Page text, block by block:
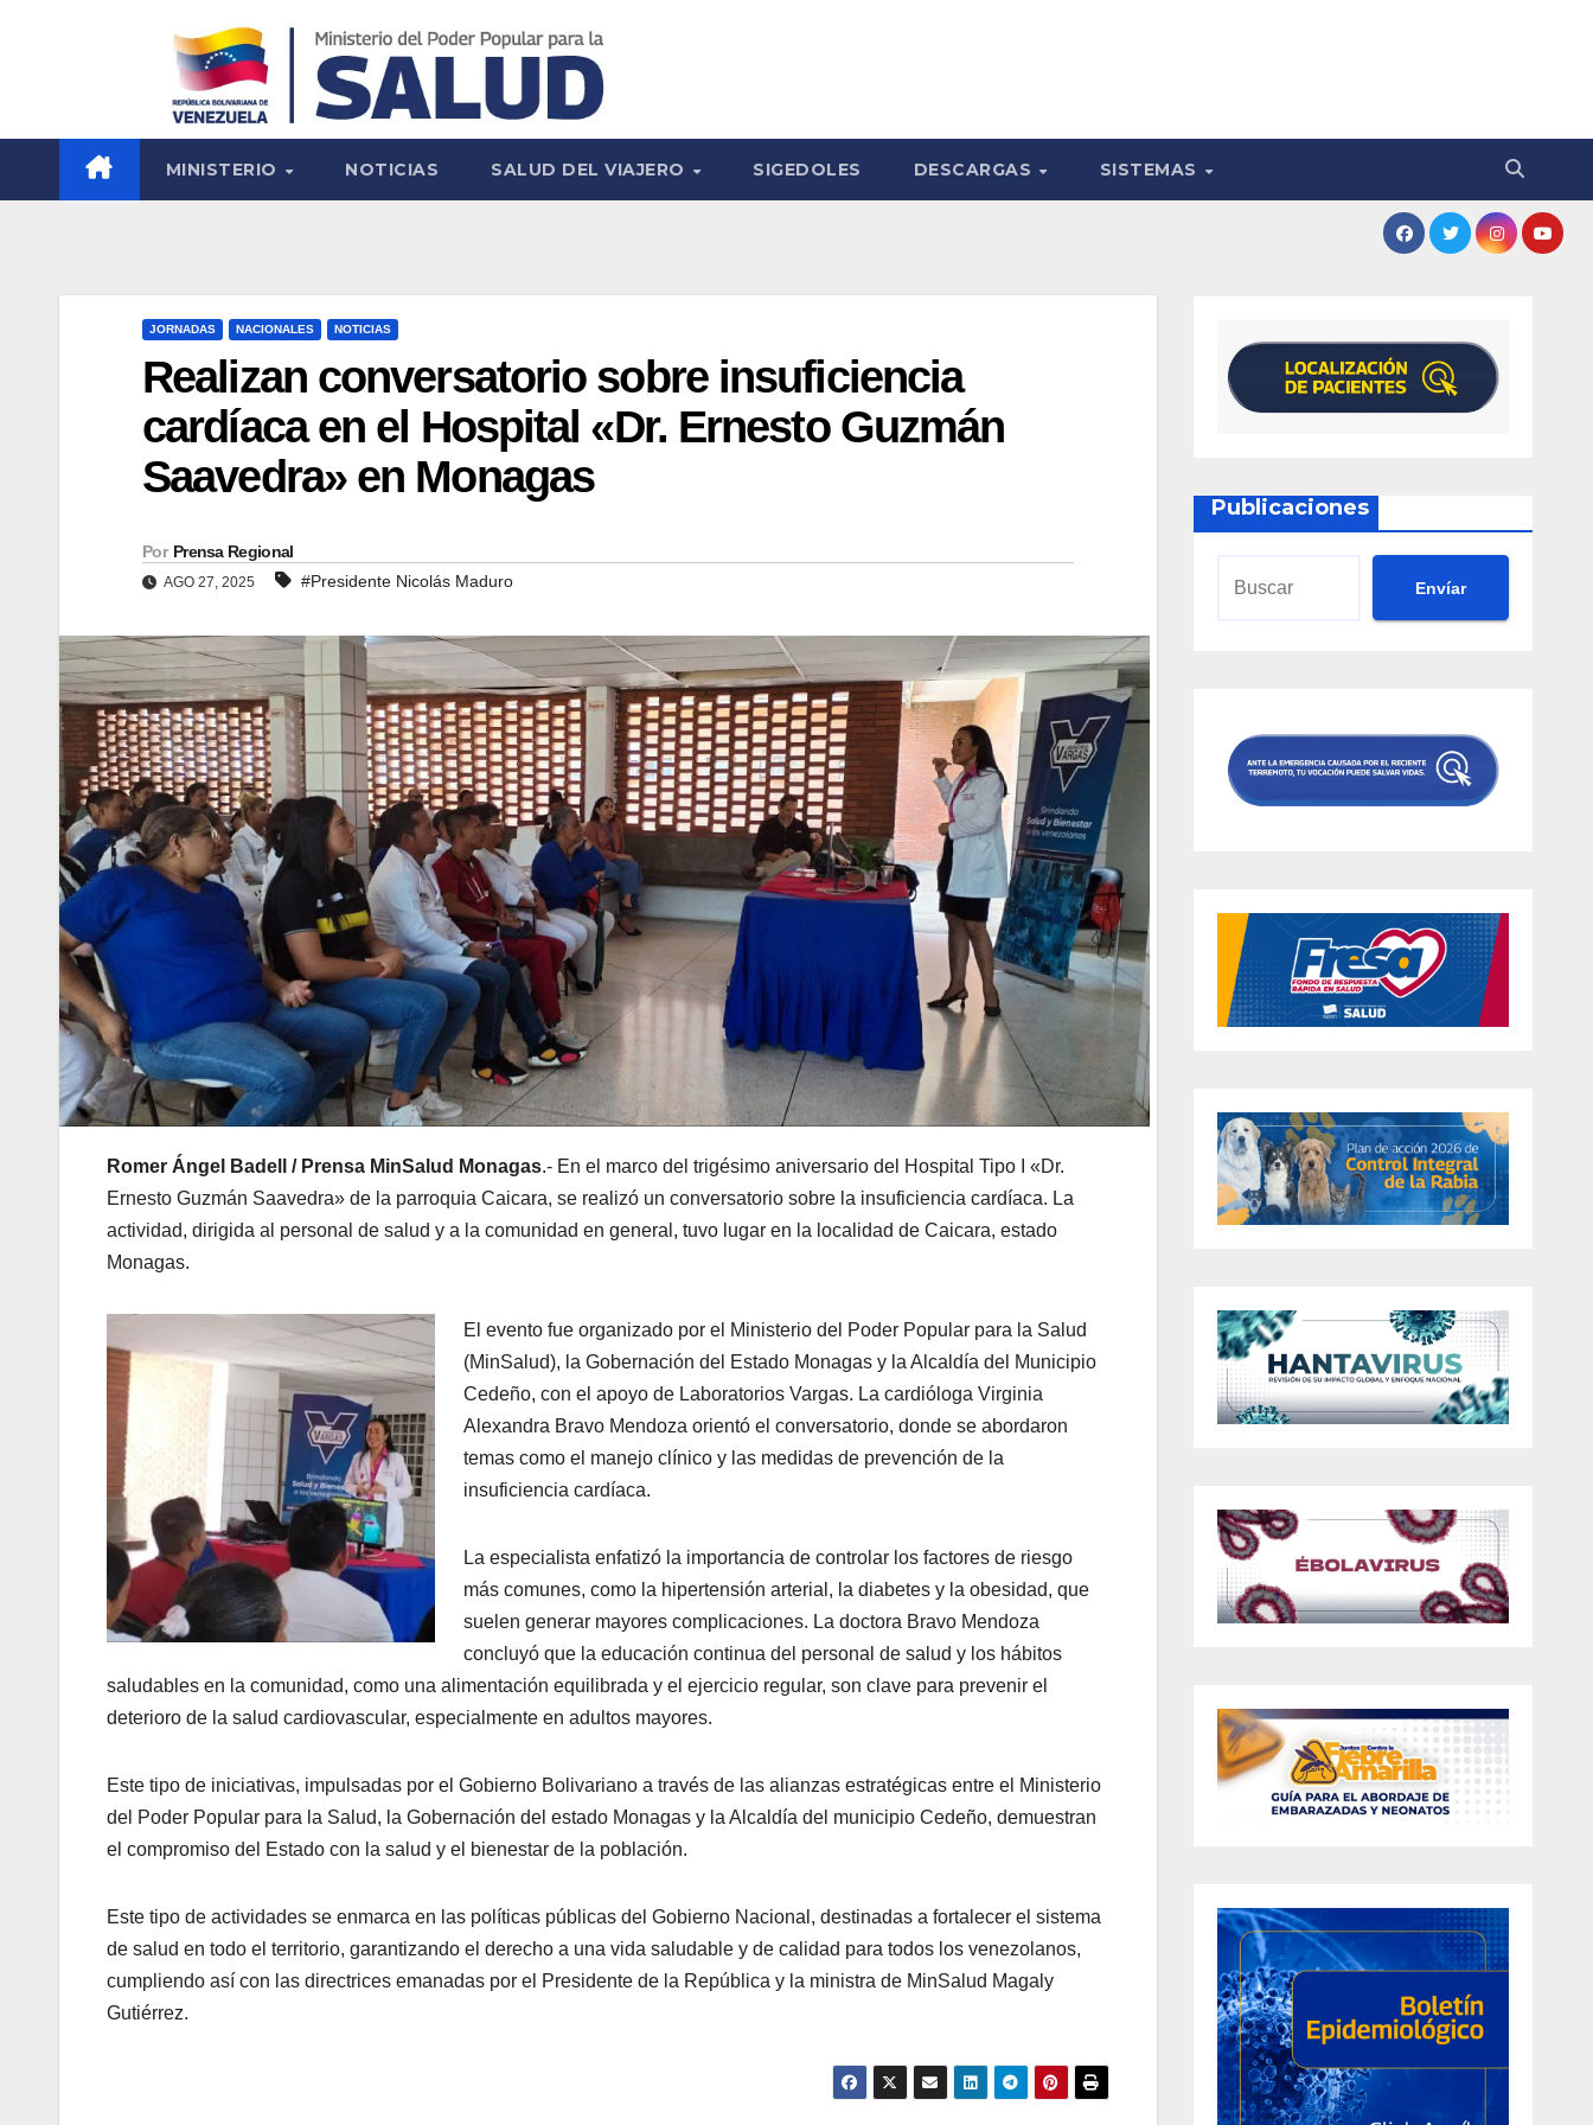
MINISTERIO NOTICIAS SALUD DEL VIAJERO SIGEDOLES DESCARGAS SISTEMAS
JORNADAS NACIONALES NOTICIAS
Realizan conversatorio sobre insuficiencia
cardíaca en el Hospital «Dr. Ernesto Guzmán
Saavedra» en Monagas
Por Prensa Regional
AGO 27, 2025 #Presidente Nicolás Maduro
Romer Ángel Badell / Prensa MinSalud Monagas.- En el marco del trigésimo aniversario del Hospital Tipo I «Dr.
Ernesto Guzmán Saavedra» de la parroquia Caicara, se realizó un conversatorio sobre la insuficiencia cardíaca. La
actividad, dirigida al personal de salud y a la comunidad en general, tuvo lugar en la localidad de Caicara, estado
Monagas.
El evento fue organizado por el Ministerio del Poder Popular para la Salud
(MinSalud), la Gobernación del Estado Monagas y la Alcaldía del Municipio
Cedeño, con el apoyo de Laboratorios Vargas. La cardióloga Virginia
Alexandra Bravo Mendoza orientó el conversatorio, donde se abordaron
temas como el manejo clínico y las medidas de prevención de la
insuficiencia cardíaca.
La especialista enfatizó la importancia de controlar los factores de riesgo
más comunes, como la hipertensión arterial, la diabetes y la obesidad, que
suelen generar mayores complicaciones. La doctora Bravo Mendoza
concluyó que la educación continua del personal de salud y los hábitos
saludables en la comunidad, como una alimentación equilibrada y el ejercicio regular, son clave para prevenir el
deterioro de la salud cardiovascular, especialmente en adultos mayores.
Este tipo de iniciativas, impulsadas por el Gobierno Bolivariano a través de las alianzas estratégicas entre el Ministerio
del Poder Popular para la Salud, la Gobernación del estado Monagas y la Alcaldía del municipio Cedeño, demuestran
el compromiso del Estado con la salud y el bienestar de la población.
Este tipo de actividades se enmarca en las políticas públicas del Gobierno Nacional, destinadas a fortalecer el sistema
de salud en todo el territorio, garantizando el derecho a una vida saludable y de calidad para todos los venezolanos,
cumpliendo así con las directrices emanadas por el Presidente de la República y la ministra de MinSalud Magaly
Gutiérrez.
Publicaciones
Envíar